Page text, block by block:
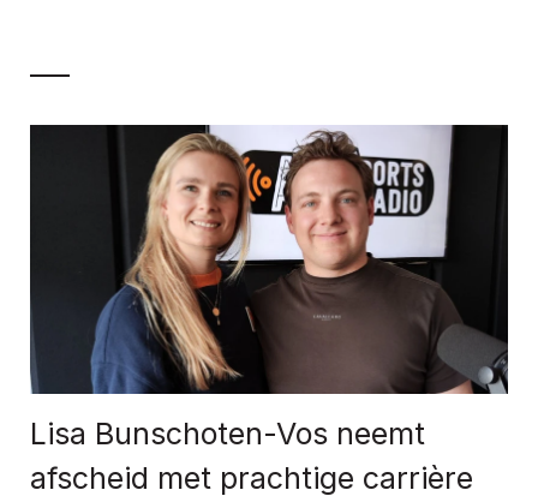
Lisa Bunschoten-Vos neemt
afscheid met prachtige carrière